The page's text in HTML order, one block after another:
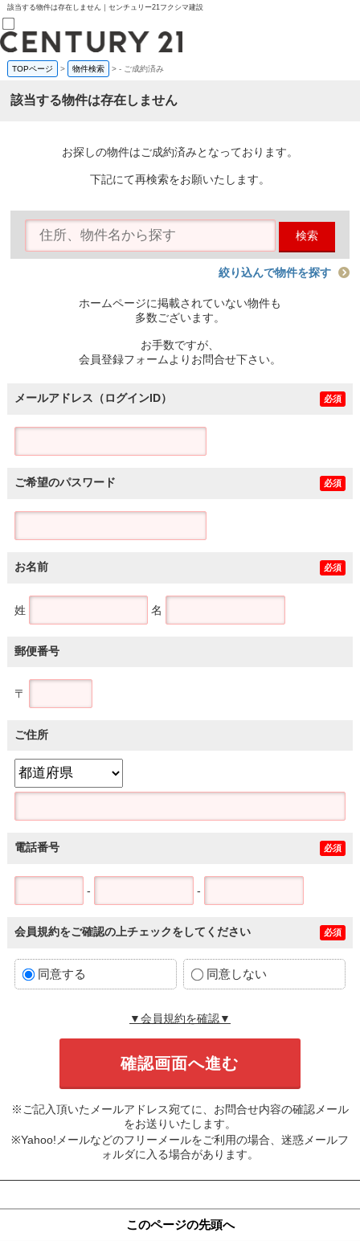
該当する物件は存在しません｜センチュリー21フクシマ建設
売買部
0120-800-844
賃貸部
会員メニュー
物件を探す
購入TOP
条件から探す
住宅ローン控除シミュレータ
TOPページ > 物件検索 >- ご成約済み
該当する物件は存在しません
お探しの物件はご成約済みとなっております。
下記にて再検索をお願いたします。
検索
絞り込んで物件を探す
ホームページに掲載されていない物件も
多数ございます。
お手数ですが、
会員登録フォームよりお問合せ下さい。
メールアドレス（ログインID） 必須
ご希望のパスワード 必須
お名前 必須
姓 名
郵便番号
〒
ご住所
電話番号 必須
- -
会員規約をご確認の上チェックをしてください 必須
同意する 同意しない
▼会員規約を確認▼
※ご記入頂いたメールアドレス宛てに、お問合せ内容の確認メール
をお送りいたします。
※Yahoo!メールなどのフリーメールをご利用の場合、迷惑メールフ
ォルダに入る場合があります。
このページの先頭へ